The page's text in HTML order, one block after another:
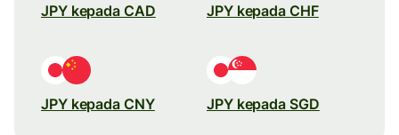
JPY kepada CAD JPY kepada CHF
JPY kepada CNY JPY kepada SGD